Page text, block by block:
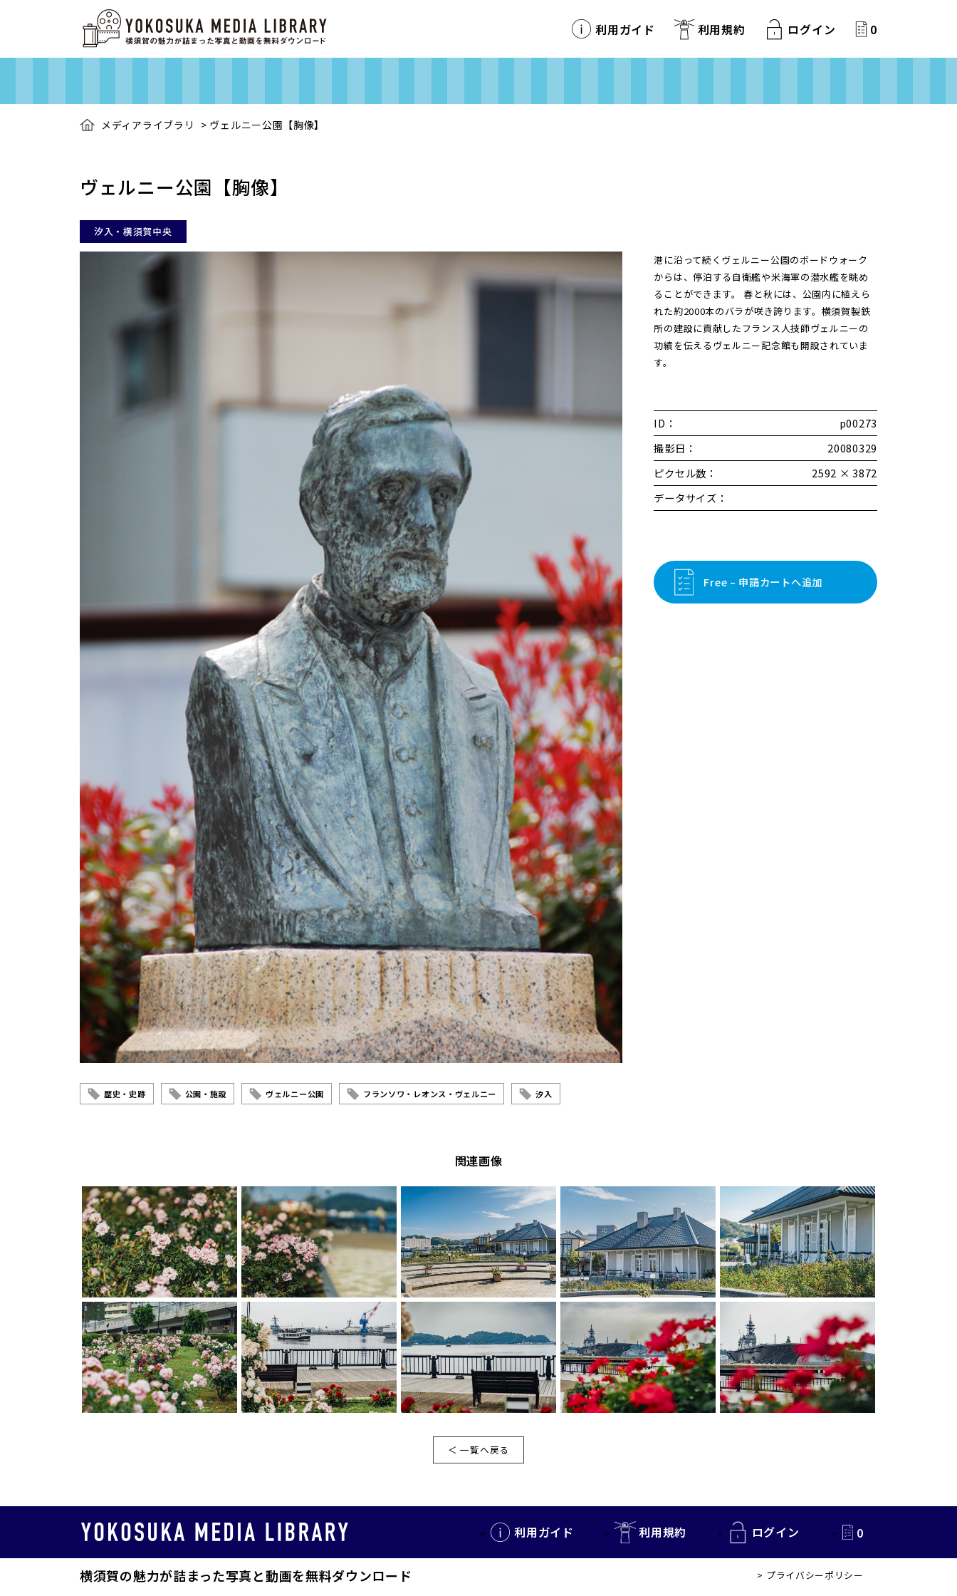
利用ガイド 利用規約 ログイン 0
メディアライブラリ > ヴェルニー公園【胸像】
ヴェルニー公園【胸像】
汐入・横須賀中央
歴史・史跡 公園・施設 ヴェルニー公園 フランソワ・レオンス・ヴェルニー 汐入
港に沿って続くヴェルニー公園のボードウォーク
からは、停泊する自衛艦や米海軍の潜水艦を眺め
ることができます。 春と秋には、公園内に植えら
れた約2000本のバラが咲き誇ります。横須賀製鉄
所の建設に貢献したフランス人技師ヴェルニーの
功績を伝えるヴェルニー記念館も開設されていま
す。
ID：
p00273
撮影日：
20080329
ピクセル数：
2592 × 3872
データサイズ：
Free – 申請カートへ追加
関連画像
＜ 一覧へ戻る
利用ガイド 利用規約 ログイン 0
横須賀の魅力が詰まった写真と動画を無料ダウンロード プライバシーポリシー